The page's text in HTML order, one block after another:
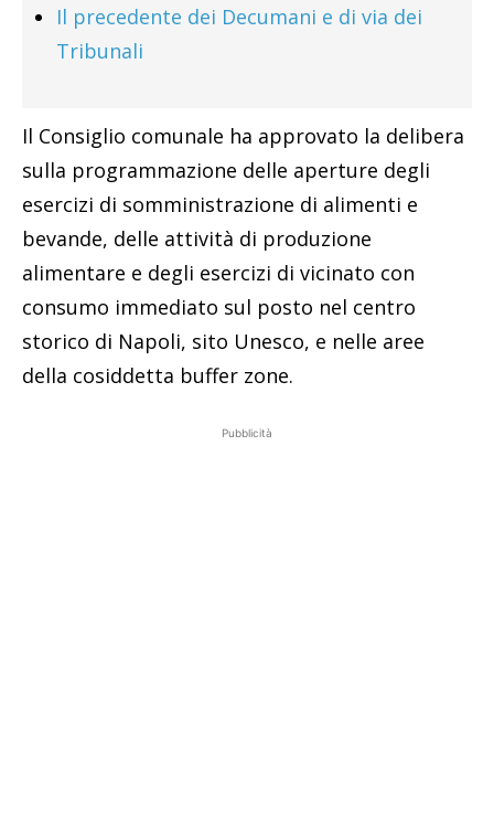
Il precedente dei Decumani e di via dei
Tribunali
Il Consiglio comunale ha approvato la delibera
sulla programmazione delle aperture degli
esercizi di somministrazione di alimenti e
bevande, delle attività di produzione
alimentare e degli esercizi di vicinato con
consumo immediato sul posto nel centro
storico di Napoli, sito Unesco, e nelle aree
della cosiddetta buffer zone.
Pubblicità